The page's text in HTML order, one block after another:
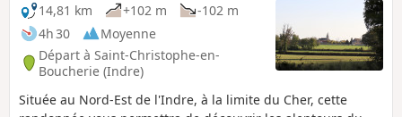
14,81 km
+102 m
-102 m
4h 30
Moyenne
Départ à Saint-Christophe-en-
Boucherie (Indre)
Située au Nord-Est de l'Indre, à la limite du Cher, cette